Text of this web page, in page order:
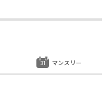
マンスリー